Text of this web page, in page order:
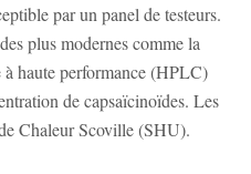
par un panel de testeurs.
plus modernes comme la
haute performance (HPLC)
de capsaïcinoïdes. Les
Chaleur Scoville (SHU).